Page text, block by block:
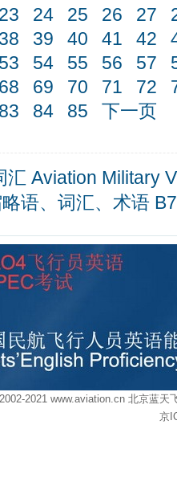
23 24 25 26 27
38 39 40 41 42
53 54 55 56 57
68 69 70 71 72
83 84 85 下一页
汇 Aviation Military
语、词汇、术语
2002-2021 www.aviation.cn 北京蓝天
京